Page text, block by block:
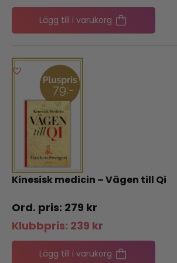
Lägg till i varukorg
Kinesisk medicin – Vägen till Qi
279 kr
Klubbpris: 239 kr
Lägg till i varukorg